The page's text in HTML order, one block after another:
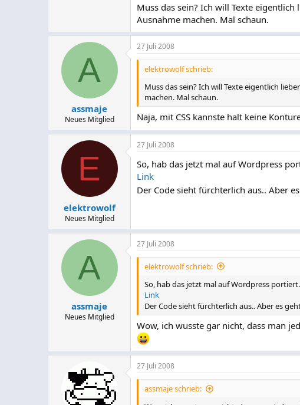
Muss das sein? Ich will Texte
Ausnahme machen. Mal schaun.
A
assmaje
Neues Mitglied
27 Juli 2008
elektrowolf schrieb:
Muss das sein? Ich will Texte eigentlich
machen. Mal schaun.
Naja, mit CSS kannste halt keine
E
elektrowolf
Neues Mitglied
27 Juli 2008
So, hab das jetzt mal auf Wordpress
Link
Der Code sieht fürchterlich aus.. Aber
A
assmaje
Neues Mitglied
27 Juli 2008
elektrowolf schrieb:
So, hab das jetzt mal auf Wordpress
Link
Der Code sieht fürchterlich aus.. Aber es
Wow, ich wusste gar nicht, dass man
27 Juli 2008
assmaje schrieb: